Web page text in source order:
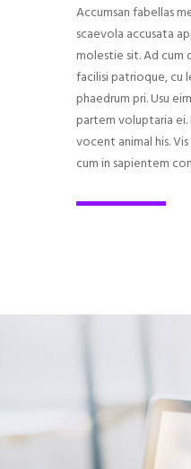
Accumsan fabellas
scaevola accusata
molestie sit. Ad cum
facilisi patrioque, cu
phaedrum pri. Usu
partem voluptaria ei.
vocent animal his.
cum in sapientem